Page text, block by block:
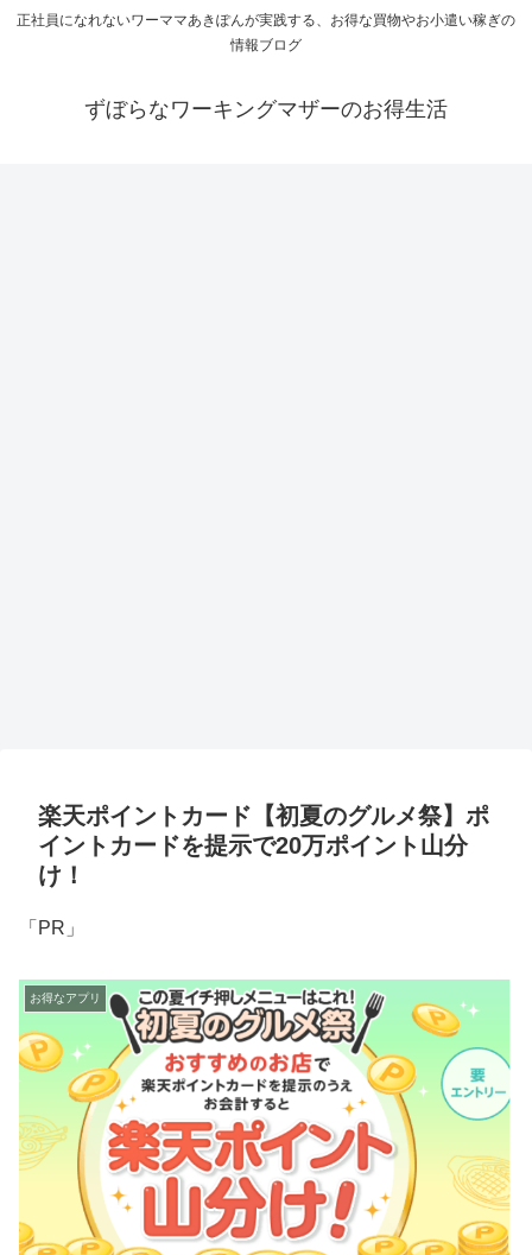
正社員になれないワーママあきぽんが実践する、お得な買物やお小遣い稼ぎの
情報ブログ
ずぼらなワーキングマザーのお得生活
楽天ポイントカード【初夏のグルメ祭】ポ
イントカードを提示で20万ポイント山分
け！
「PR」
お得なアプリ